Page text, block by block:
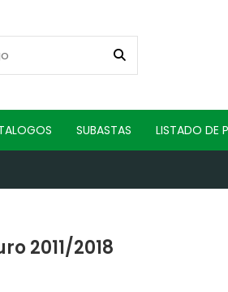
SUBASTAS LISTADO DE
2011/2018